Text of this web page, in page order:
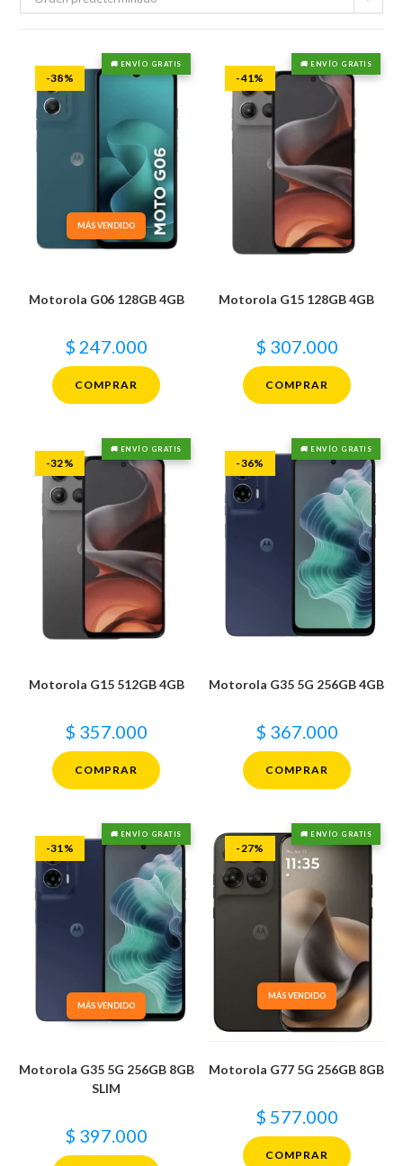
MÁS VENDIDO
🚚 ENVÍO GRATIS
-38%
Motorola G06 128GB 4GB
$ 247.000
COMPRAR
🚚 ENVÍO GRATIS
-41%
Motorola G15 128GB 4GB
$ 307.000
COMPRAR
🚚 ENVÍO GRATIS
-32%
Motorola G15 512GB 4GB
$ 357.000
COMPRAR
🚚 ENVÍO GRATIS
-36%
Motorola G35 5G 256GB 4GB
$ 367.000
COMPRAR
MÁS VENDIDO
🚚 ENVÍO GRATIS
-31%
Motorola G35 5G 256GB 8GB
SLIM
$ 397.000
MÁS VENDIDO
🚚 ENVÍO GRATIS
-27%
Motorola G77 5G 256GB 8GB
$ 577.000
COMPRAR